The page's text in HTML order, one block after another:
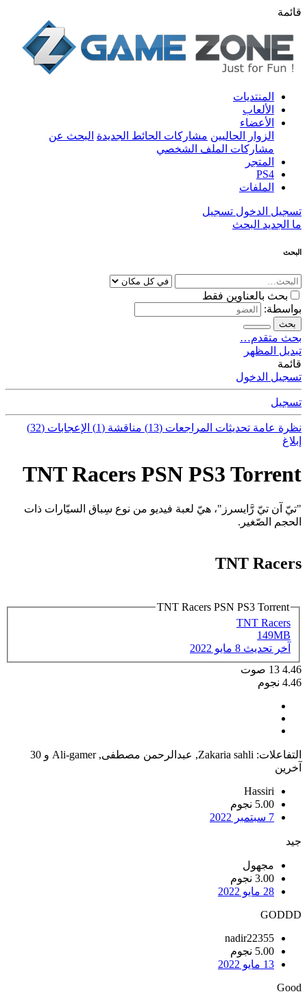
قائمة
المنتديات
الألعاب
الأعضاء
الزوار الحاليين مشاركات الحائط الجديدة البحث عن
مشاركات الملف الشخصي
المتجر
PS4
الملفات
تسجيل الدخول تسجيل
ما الجديد البحث
البحث
بحث بالعناوين فقط
بواسطة:
بحث
بحث متقدم…
تبديل المظهر
قائمة
تسجيل الدخول
تسجيل
نظرة عامة تحديثات المراجعات (13) مناقشة (1)
الإعجابات (32)
إبلاغ
TNT Racers PSN PS3 Torrent
"تيّ آن تيّ رَّايسرز"، هيّ لعبة فيديو من نوع سِباق السيّارات ذات
الحجم الصّغير.
TNT Racers
TNT Racers PSN PS3 Torrent
TNT Racers
149MB
آخر تحديث 8 مايو 2022
4.46
13 صوت
4.46 نجوم
التفاعلات: Zakaria sahli
, عبدالرحمن مصطفى,
Ali-gamer
و 30
آخرين
Hassiri
5.00 نجوم
7 سبتمبر 2022
جيد
مجهول
3.00 نجوم
28 مايو 2022
GODDD
nadir22355
5.00 نجوم
13 مايو 2022
Good